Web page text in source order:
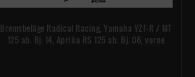
Bremsbeläge Radical Racing, Yamaha YZF-R / MT
125 ab. Bj. 14, Aprilia RS 125 ab. Bj. 06, vorne